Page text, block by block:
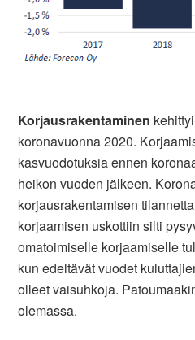
Korjausrakentaminen
koronavuonna 2020.
kasvuodotuksia ennen
heikon vuoden jälkeen.
korjausrakentamisen
korjaamisen uskottiin silti
omatoimiselle korjaamiselle
kun edeltävät vuodet
olleet vaisuhkoja.
olemassa.